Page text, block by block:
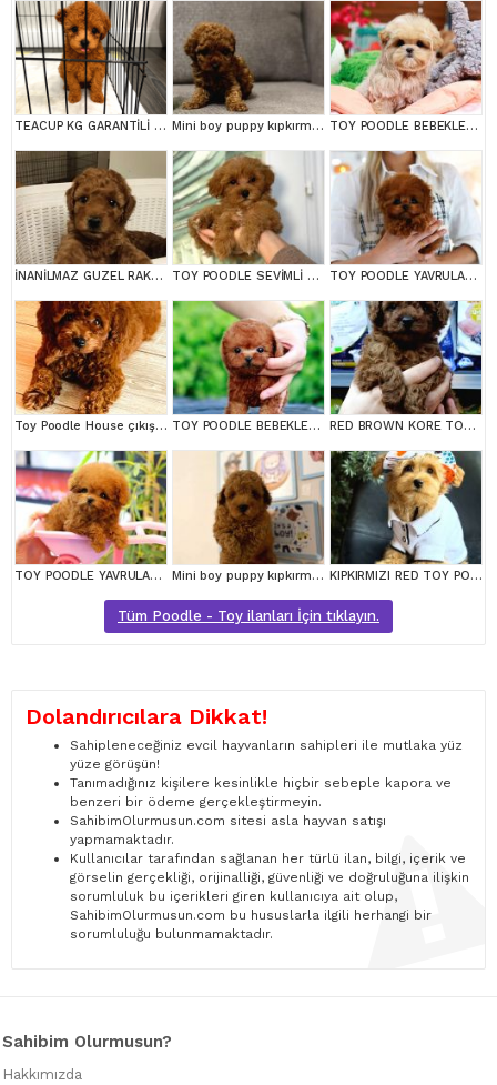
TEACUP KG GARANTİLİ YAVRULAR Mini boy puppy kıpkırmızı ev üretimi TOOY POODLE TOY POODLE BEBEKLERİM
İNANİLMAZ GUZEL RAKAMLARA GERÇEK TOY YAVRULAR TOY POODLE SEVİMLİ YAVRULAR EV ÜRETİMİ TOY POODLE YAVRULARIM
Toy Poodle House çıkışlı, Micro Boy Toy Poodle kızımız yeni ailesini arıyor TOY POODLE BEBEKLERİM RED BROWN KORE TOY POODEL BEBEKLERİMİZ BAKIRKÖY
TOY POODLE YAVRULARIM Mini boy puppy kıpkırmızı ev üretimi yavrularımız TOOY POODLE KIPKIRMIZI RED TOY POODLE SEVİMLİ YAVRULAR
Tüm Poodle - Toy ilanları İçin tıklayın.
Dolandırıcılara Dikkat!
Sahipleneceğiniz evcil hayvanların sahipleri ile mutlaka yüz
yüze görüşün!
Tanımadığınız kişilere kesinlikle hiçbir sebeple kapora ve
benzeri bir ödeme gerçekleştirmeyin.
SahibimOlurmusun.com sitesi asla hayvan satışı
yapmamaktadır.
Kullanıcılar tarafından sağlanan her türlü ilan, bilgi, içerik ve
görselin gerçekliği, orijinalliği, güvenliği ve doğruluğuna ilişkin
sorumluluk bu içerikleri giren kullanıcıya ait olup,
SahibimOlurmusun.com bu hususlarla ilgili herhangi bir
sorumluluğu bulunmamaktadır.
Sahibim Olurmusun?
Hakkımızda